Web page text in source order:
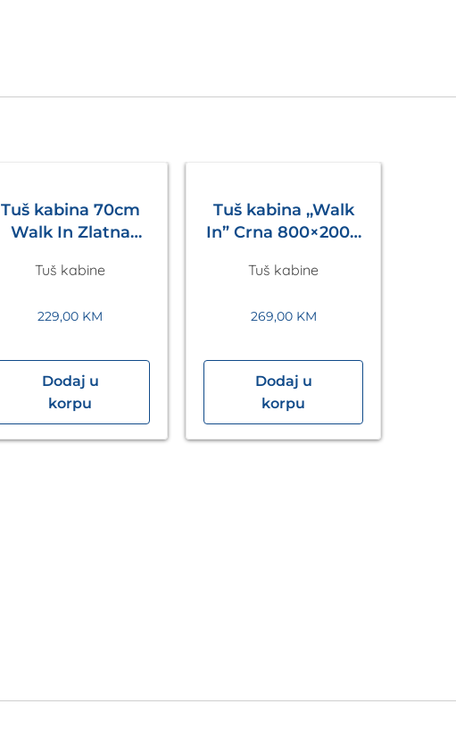
Tuš kabina 70cm
Walk In Zlatna
Tuš kabine
229,00 KM
Dodaj u
korpu
Tuš kabina ,,Walk
In” Crna 800×2000
Tuš kabine
269,00 KM
Dodaj u
korpu